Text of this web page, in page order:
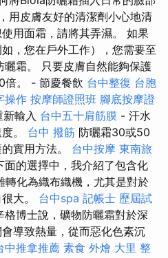
用皮膚友好的清潔劑小心地清
用面霜，請將其弄濕。 如果
，您在戶外工作），您需要至
霜。 只要皮膚自然能夠保護
倍。 - 節慶餐飲 台中整復 台胞
操作 按摩師證照班 腳底按摩證
輸入 台中五十肩筋膜 - 汗水
。 台中 撥筋 防曬霜30或50
實用方法。 台中按摩 東南旅
面的選擇中，我介紹了包含化
化為織布織機，尤其是對於
大。 台中spa 記帳士 歷屆試
格博士說，礦物防曬霜對於深
導致熱量，從而惡化色素沉
中推拿推薦 素食 外燴 大里 整